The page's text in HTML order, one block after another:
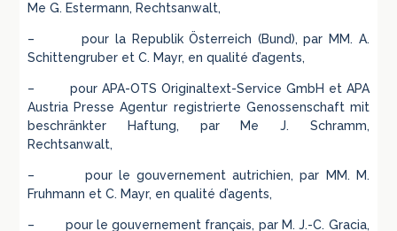
Me G. Estermann, Rechtsanwalt,
– pour la Republik Österreich (Bund), par MM. A.
Schittengruber et C. Mayr, en qualité d’agents,
– pour APA-OTS Originaltext-Service GmbH et APA
Austria Presse Agentur registrierte Genossenschaft mit
beschränkter Haftung, par Me J. Schramm,
Rechtsanwalt,
– pour le gouvernement autrichien, par MM. M.
Fruhmann et C. Mayr, en qualité d’agents,
– pour le gouvernement français, par M. J.-C. Gracia,